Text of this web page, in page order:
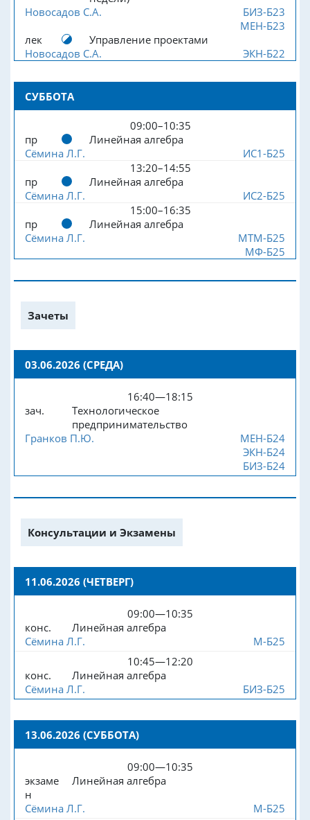
Новосадов С.А.
БИЗ-Б23
МЕН-Б23
лек
Управление проектами
Новосадов С.А.
ЭКН-Б22
СУББОТА
09:00–10:35
пр
Линейная алгебра
Сёмина Л.Г.
ИС1-Б25
13:20–14:55
пр
Линейная алгебра
Сёмина Л.Г.
ИС2-Б25
15:00–16:35
пр
Линейная алгебра
Сёмина Л.Г.
МТМ-Б25
МФ-Б25
Зачеты
03.06.2026 (СРЕДА)
16:40—18:15
зач.
Технологическое
предпринимательство
Гранков П.Ю.
МЕН-Б24
ЭКН-Б24
БИЗ-Б24
Консультации и Экзамены
11.06.2026 (ЧЕТВЕРГ)
09:00—10:35
конс.
Линейная алгебра
Сёмина Л.Г.
М-Б25
10:45—12:20
конс.
Линейная алгебра
Сёмина Л.Г.
БИЗ-Б25
13.06.2026 (СУББОТА)
09:00—10:35
экзаме
н
Линейная алгебра
Сёмина Л.Г.
М-Б25